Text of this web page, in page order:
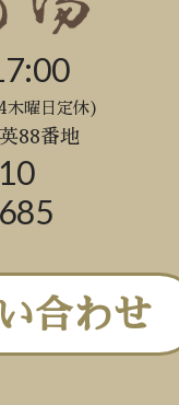
木曜日定休)
88番地
合わせ